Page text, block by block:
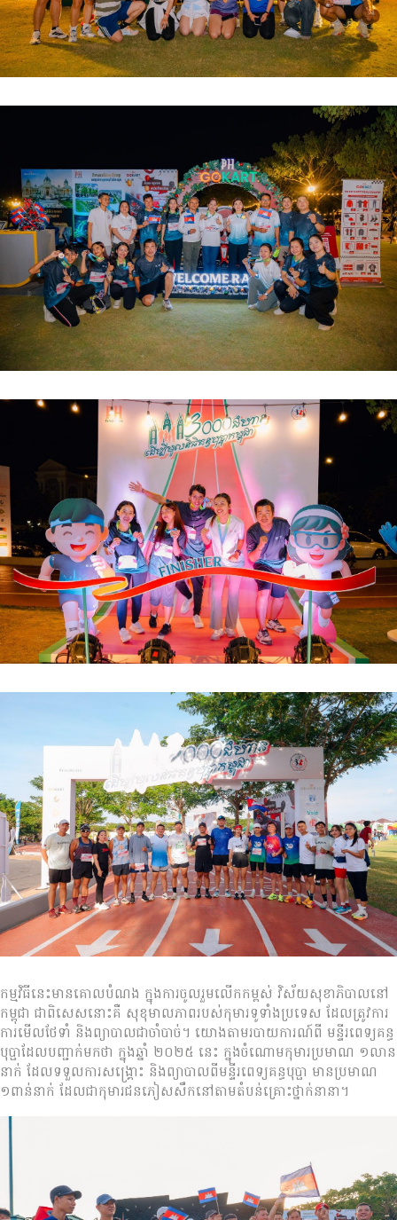
កម្មវិធីនេះមានគោលបំណង ក្នុងការចូលរួមលើកកម្ពស់ វិស័យសុខាភិបាលនៅ
កម្ពុជា ជាពិសេសនោះគឺ សុខុមាលភាពរបស់កុមារទូទាំងប្រទេស ដែលត្រូវការ
ការមើលថែទាំ និងព្យាបាលជាចាំបាច់។ យោងតាមរបាយការណ៍ពី មន្ទីរពេទ្យគន្ធ
បុប្ផាដែលបញ្ជាក់មកថា ក្នុងឆ្នាំ ២០២៥ នេះ ក្នុងចំណោមកុមារប្រមាណ ១លាន
នាក់ ដែលទទួលការសង្គ្រោះ និងព្យាបាលពីមន្ទីរពេទ្យគន្ធបុប្ផា មានប្រមាណ
១ពាន់នាក់ ដែលជាកុមារជនភៀសសឹកនៅតាមតំបន់គ្រោះថ្នាក់នានា។